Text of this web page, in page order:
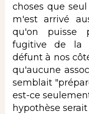
choses que
m'est arrivé
qu'on puisse
fugitive de la
défunt à nos
qu'aucune
semblait
est-ce
hypothèse